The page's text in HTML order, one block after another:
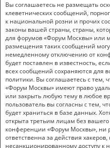
Вы соглашаетесь не размещать
клеветнических сообщений,
к национальной розни и прочих
законы вашей страны, страны,
для форумов «Форум Москвы» или
размещения таких сообщений
немедленному отключению от
будет поставлен в известность,
всех сообщений сохраняются для
политики. Вы соглашаетесь с тем,
«Форум Москвы» имеют право
или закрыть любую тему в любое
пользователь вы согласны с тем,
будет храниться в базе данных.
открыта третьим лицам без
конференции «Форум Москвы», ни
ответственна за действия
несанкционированному доступу к